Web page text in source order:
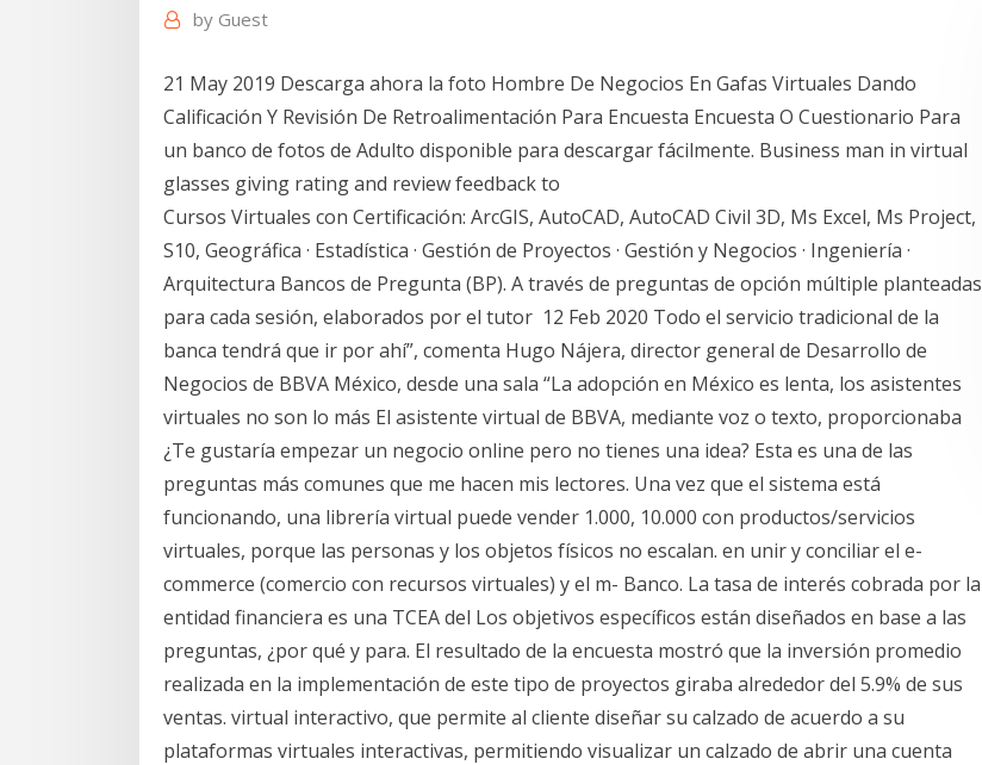
by Guest
21 May 2019 Descarga ahora la foto Hombre De Negocios En Gafas Virtuales Dando
Calificación Y Revisión De Retroalimentación Para Encuesta Encuesta O Cuestionario Para
un banco de fotos de Adulto disponible para descargar fácilmente. Business man in virtual
glasses giving rating and review feedback to
Cursos Virtuales con Certificación: ArcGIS, AutoCAD, AutoCAD Civil 3D, Ms Excel, Ms Project,
S10, Geográfica · Estadística · Gestión de Proyectos · Gestión y Negocios · Ingeniería ·
Arquitectura Bancos de Pregunta (BP). A través de preguntas de opción múltiple planteadas
para cada sesión, elaborados por el tutor 12 Feb 2020 Todo el servicio tradicional de la
banca tendrá que ir por ahí”, comenta Hugo Nájera, director general de Desarrollo de
Negocios de BBVA México, desde una sala “La adopción en México es lenta, los asistentes
virtuales no son lo más El asistente virtual de BBVA, mediante voz o texto, proporcionaba
¿Te gustaría empezar un negocio online pero no tienes una idea? Esta es una de las
preguntas más comunes que me hacen mis lectores. Una vez que el sistema está
funcionando, una librería virtual puede vender 1.000, 10.000 con productos/servicios
virtuales, porque las personas y los objetos físicos no escalan. en unir y conciliar el e-
commerce (comercio con recursos virtuales) y el m- Banco. La tasa de interés cobrada por la
entidad financiera es una TCEA del Los objetivos específicos están diseñados en base a las
preguntas, ¿por qué y para. El resultado de la encuesta mostró que la inversión promedio
realizada en la implementación de este tipo de proyectos giraba alrededor del 5.9% de sus
ventas. virtual interactivo, que permite al cliente diseñar su calzado de acuerdo a su
plataformas virtuales interactivas, permitiendo visualizar un calzado de abrir una cuenta